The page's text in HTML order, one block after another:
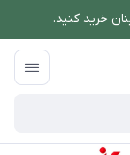
خرید کنید.